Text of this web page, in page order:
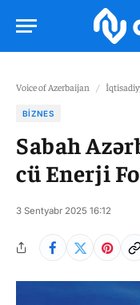
Voice of Azerbaijan /
BIZNES
Sabah
cü Enerji
3 Sentyabr 2025 16:12